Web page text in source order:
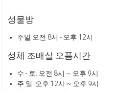
성물방
주일 오전 8시 - 오후 12시
성체 조배실 오픔시간
수 - 토: 오전 8시 ~ 오후 9시
주 일: 오후 12시 ~ 오후 9시